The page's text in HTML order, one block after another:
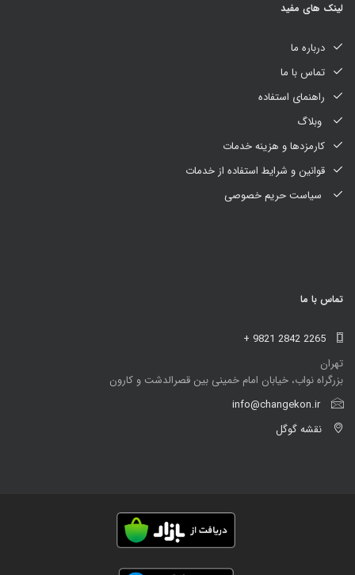
لینک های مفید
درباره ما
تماس با ما
راهنمای استفاده
کارمزدها و هزینه خدمات
قوانین و شرایط استفاده از خدمات
تماس با ما
+ 9821 2842 2265
تهران
بزرگراه نواب، خیابان امام خمینی بین قصرالدشت و کارون
info@changekon.ir